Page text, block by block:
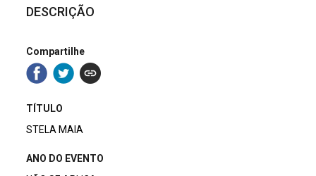
DESCRIÇÃO
Compartilhe
TÍTULO
STELA MAIA
ANO DO EVENTO